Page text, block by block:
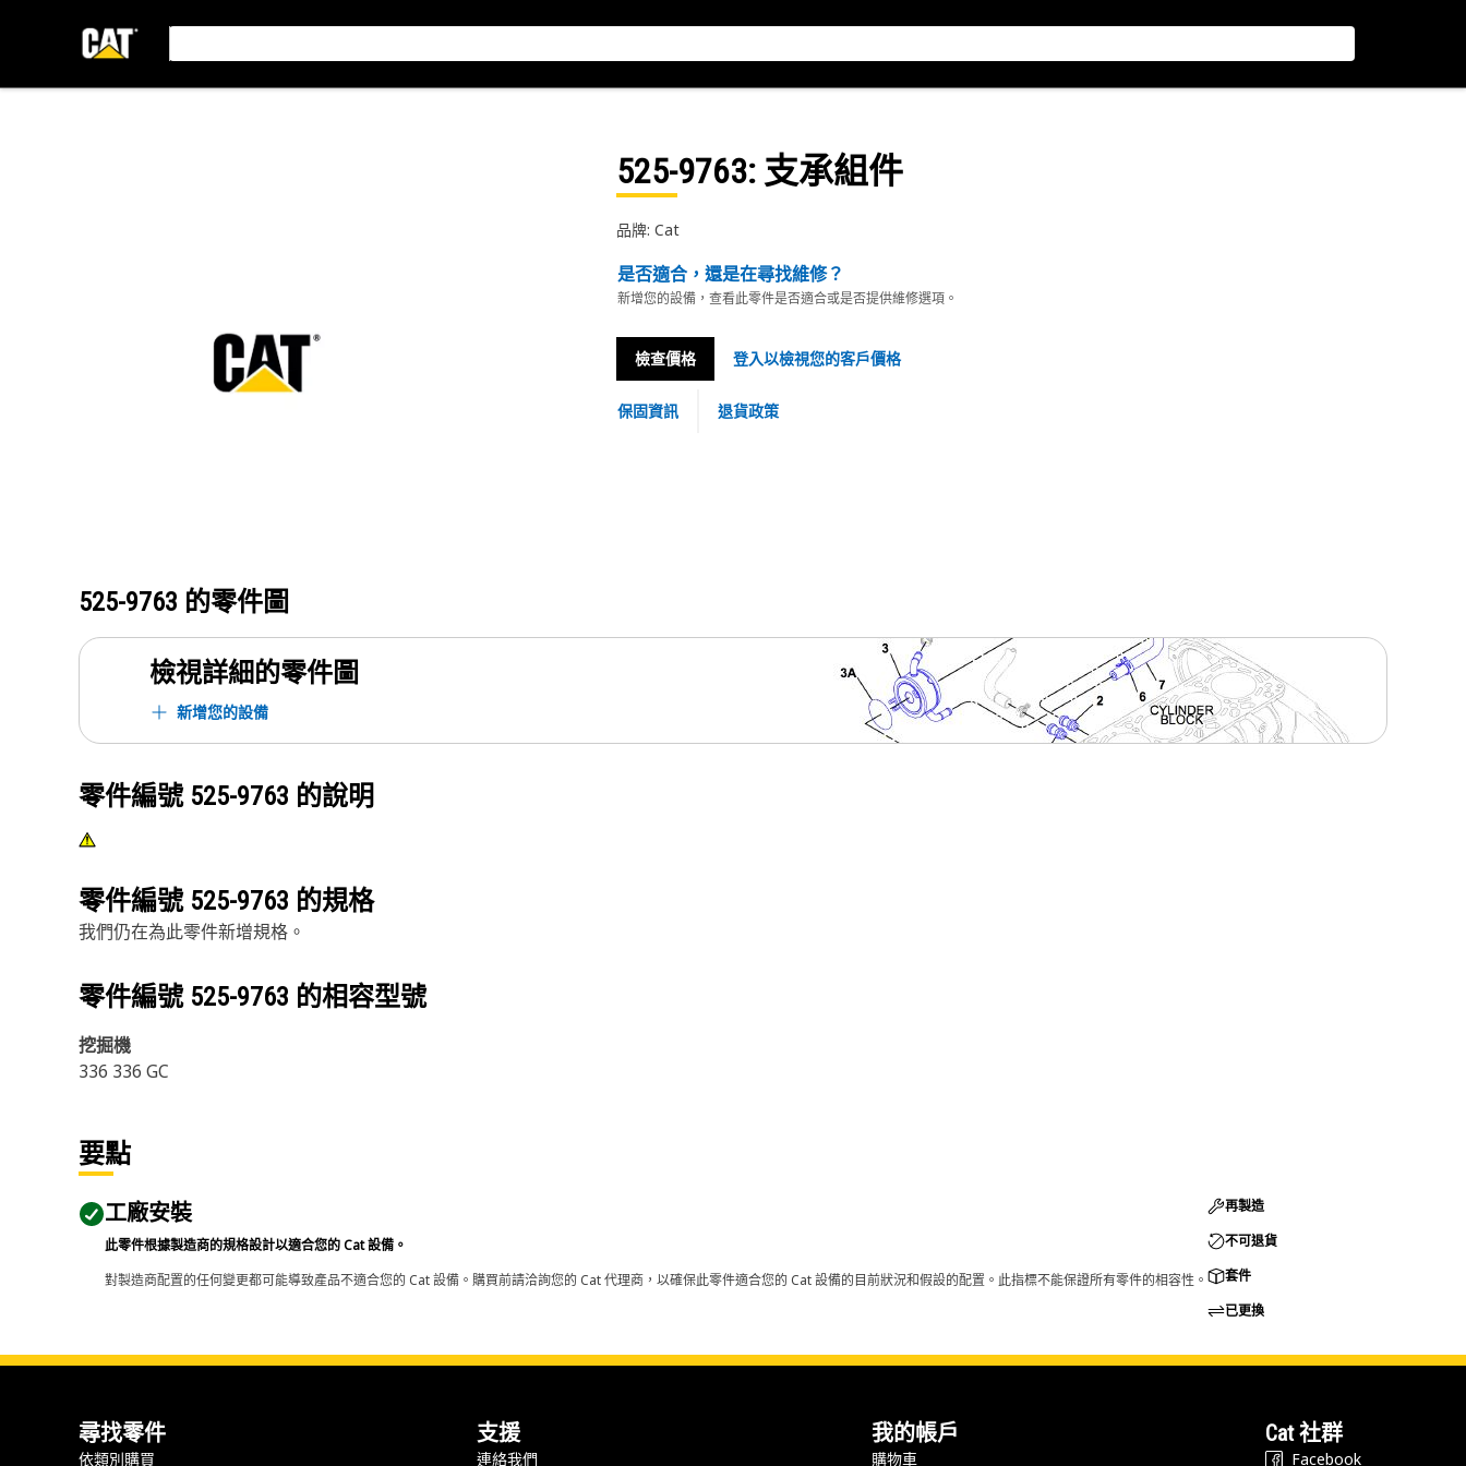
525-9763: 支承組件
品牌: Cat
是否適合，還是在尋找維修？
新增您的設備，查看此零件是否適合或是否提供維修選項。
檢查價格 登入以檢視您的客戶價格
保固資訊 退貨政策
525-9763 的零件圖
檢視詳細的零件圖
新增您的設備
零件編號 525-9763 的說明
零件編號 525-9763 的規格
我們仍在為此零件新增規格。
零件編號 525-9763 的相容型號
挖掘機
336 336 GC
要點
工廠安裝
此零件根據製造商的規格設計以適合您的 Cat 設備。
對製造商配置的任何變更都可能導致產品不適合您的 Cat 設備。購買前請洽詢您的 Cat 代理商，以確保此零件適合您的 Cat 設備的目前狀況和假設的配置。此指標不能保證所有零件的相容性。
再製造
不可退貨
套件
已更換
尋找零件
依類別購買
支援
連絡我們
我的帳戶
購物車
Cat 社群
Facebook